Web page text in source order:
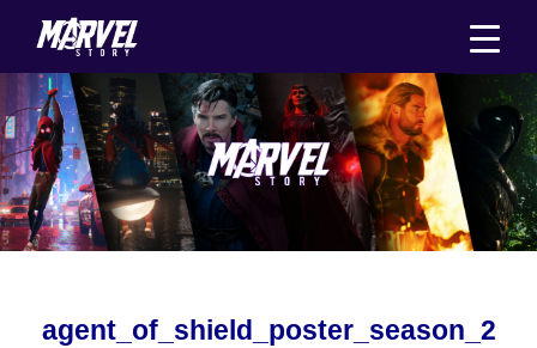
au
contenu
agent_of_shield_poster_season_2